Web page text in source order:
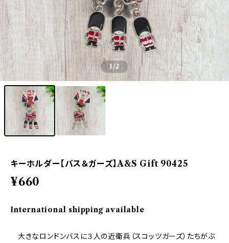
1/2
キーホルダー【バス＆ガーズ】A&S Gift 90425
¥660
International shipping available
大きなロンドンバスに３人の近衛兵（スコッツガーズ）たちがぶ